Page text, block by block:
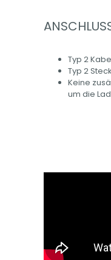
Typ 2
Typ 2
Keine
um die